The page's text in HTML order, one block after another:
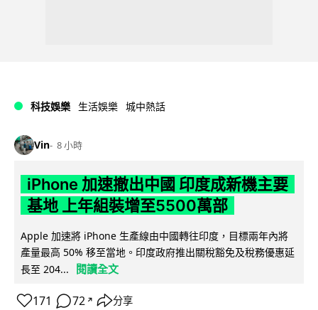
科技娛樂 生活娛樂 城中熱話
Vin 8 小時
iPhone 加速撤出中國 印度成新機主要
基地 上年組裝增至5500萬部
Apple 加速將 iPhone 生產線由中國轉往印度，目標兩年內將
產量最高 50% 移至當地。印度政府推出關稅豁免及稅務優惠延
長至 204...
閱讀全文
171 72 ↗ 分享